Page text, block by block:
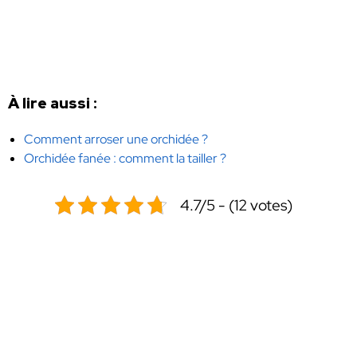
À lire aussi :
Comment arroser une orchidée ?
Orchidée fanée : comment la tailler ?
4.7/5 - (12 votes)